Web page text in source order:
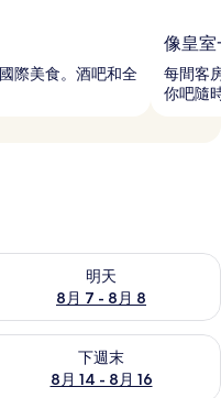
際美食。酒吧和全
像皇室
每間客
你吧隨
明天
8月 7 - 8月 8
明天 (8月 7 - 8月 8) 的供
下週末
8月 14 - 8月 16
下週末 (8月 14 - 8月 16)